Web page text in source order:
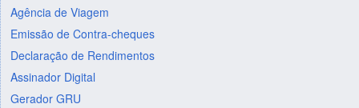
Agência de Viagem
Emissão de Contra-cheques
Declaração de Rendimentos
Assinador Digital
Gerador GRU